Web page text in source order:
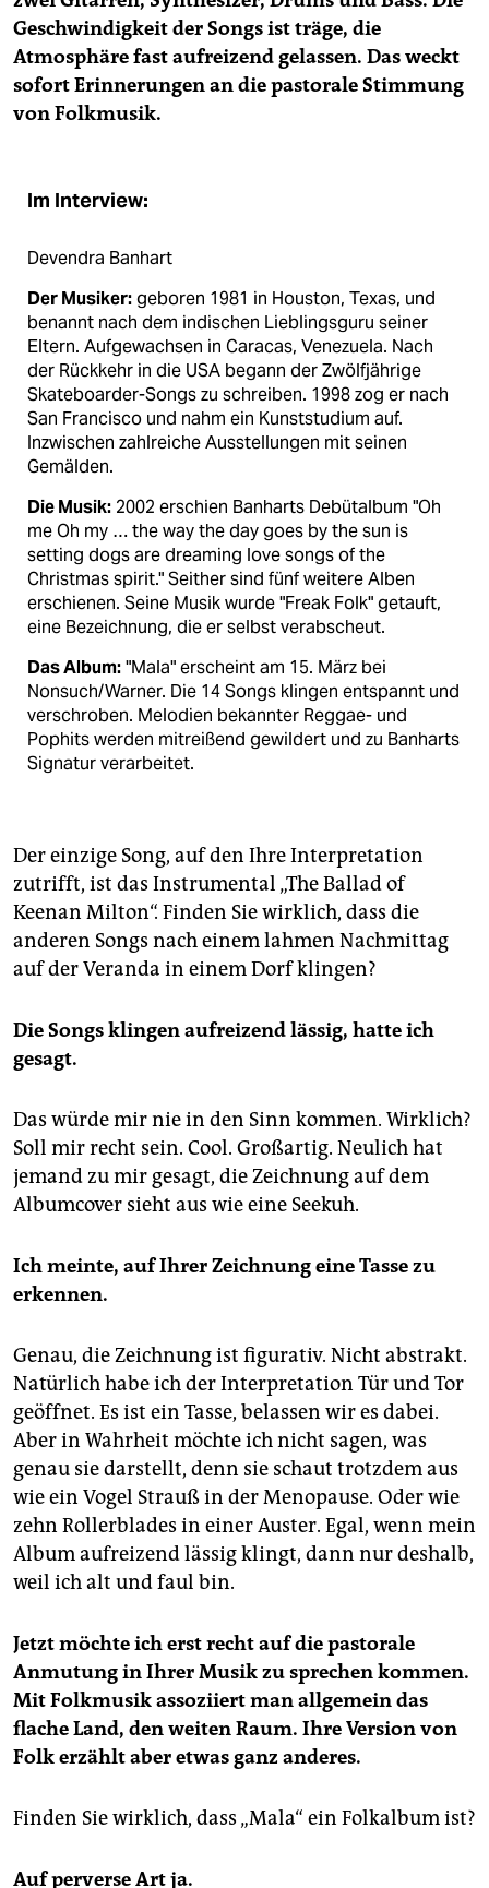
Geschwindigkeit der Songs ist träge, die
Atmosphäre fast aufreizend gelassen. Das weckt
sofort Erinnerungen an die pastorale Stimmung
von Folkmusik.
Im Interview:
Devendra Banhart
Der Musiker:geboren 1981 in Houston, Texas, und
benannt nach dem indischen Lieblingsguru seiner
Eltern. Aufgewachsen in Caracas, Venezuela. Nach
der Rückkehr in die USA begann der Zwölfjährige
Skateboarder-Songs zu schreiben. 1998 zog er nach
San Francisco und nahm ein Kunststudium auf.
Inzwischen zahlreiche Ausstellungen mit seinen
Gemälden.
Die Musik: 2002 erschien Banharts Debütalbum "Oh
me Oh my … the way the day goes by the sun is
setting dogs are dreaming love songs of the
Christmas spirit." Seither sind fünf weitere Alben
erschienen. Seine Musik wurde "Freak Folk" getauft,
eine Bezeichnung, die er selbst verabscheut.
Das Album:"Mala" erscheint am 15. März bei
Nonsuch/Warner. Die 14 Songs klingen entspannt und
verschroben. Melodien bekannter Reggae- und
Pophits werden mitreißend gewildert und zu Banharts
Signatur verarbeitet.
Der einzige Song, auf den Ihre Interpretation
zutrifft, ist das Instrumental „The Ballad of
Keenan Milton“. Finden Sie wirklich, dass die
anderen Songs nach einem lahmen Nachmittag
auf der Veranda in einem Dorf klingen?
Die Songs klingen aufreizend lässig, hatte ich
gesagt.
Das würde mir nie in den Sinn kommen. Wirklich?
Soll mir recht sein. Cool. Großartig. Neulich hat
jemand zu mir gesagt, die Zeichnung auf dem
Albumcover sieht aus wie eine Seekuh.
Ich meinte, auf Ihrer Zeichnung eine Tasse zu
erkennen.
Genau, die Zeichnung ist figurativ. Nicht abstrakt.
Natürlich habe ich der Interpretation Tür und Tor
geöffnet. Es ist ein Tasse, belassen wir es dabei.
Aber in Wahrheit möchte ich nicht sagen, was
genau sie darstellt, denn sie schaut trotzdem aus
wie ein Vogel Strauß in der Menopause. Oder wie
zehn Rollerblades in einer Auster. Egal, wenn mein
Album aufreizend lässig klingt, dann nur deshalb,
weil ich alt und faul bin.
Jetzt möchte ich erst recht auf die pastorale
Anmutung in Ihrer Musik zu sprechen kommen.
Mit Folkmusik assoziiert man allgemein das
flache Land, den weiten Raum. Ihre Version von
Folk erzählt aber etwas ganz anderes.
Finden Sie wirklich, dass „Mala“ ein Folkalbum ist?
Auf perverse Art ja.